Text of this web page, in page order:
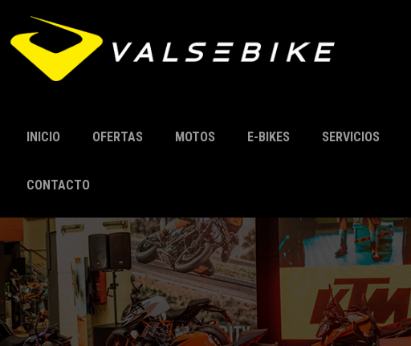
INICIO OFERTAS MOTOS E-BIKES SERVICIOS
CONTACTO